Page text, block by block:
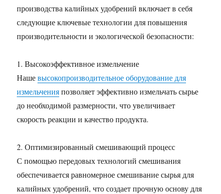
производства калийных удобрений включает в себя
следующие ключевые технологии для повышения
производительности и экологической безопасности:
1. Высокоэффективное измельчение
Нашевысокопроизводительное оборудование для
измельченияпозволяет эффективно измельчать сырье
до необходимой размерности, что увеличивает
скорость реакции и качество продукта.
2. Оптимизированный смешивающий процесс
С помощью передовых технологий смешивания
обеспечивается равномерное смешивание сырья для
калийных удобрений, что создает прочную основу для